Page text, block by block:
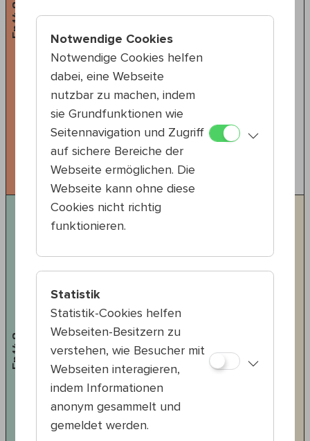
Fr 14.8 Zeitgenössicher Zirkus
18:30 — 19:30
20., Nordwestbahnhof
Verena Schneider & Lukas
Bamesreiter
Erde & Plastik – Begegnungen
#Andere #Handstand
#Experimentell
#Musik
Fr 14.8
Musik
20:00 — 21:00
20., Nordwestbahnhof
Notwendige Cookies
Notwendige Cookies helfen
dabei, eine Webseite
nutzbar zu machen, indem
sie Grundfunktionen wie
Seitennavigation und Zugriff
auf sichere Bereiche der
Webseite ermöglichen. Die
Webseite kann ohne diese
Cookies nicht richtig
funktionieren.
Statistik
Statistik-Cookies helfen
Webseiten-Besitzern zu
verstehen, wie Besucher mit
Webseiten interagieren,
indem Informationen
anonym gesammelt und
gemeldet werden.